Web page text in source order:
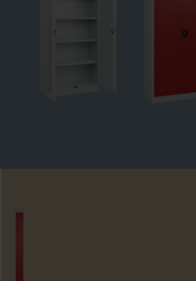
Zum Expressprogramm